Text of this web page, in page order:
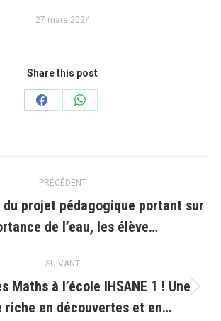
27 mars 2024
Share this post
PartagerPartager
PRÉCÉDENT
Article
précédent
du projet pédagogique portant sur
de l’eau, les élève…
SUIVANT
Article
suivant
Maths à l’école IHSANE 1 ! Une
riche en découvertes et en…